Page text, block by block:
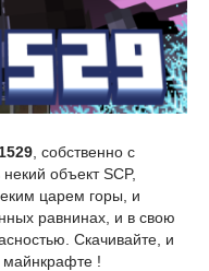
, собственно с
объект SCP,
царем горы, и
равнинах, и в свою
Скачивайте, и
майнкрафте !